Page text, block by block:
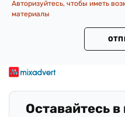
Авторизуйтесь, чтобы иметь
материалы
Оставайтесь